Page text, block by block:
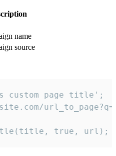
name
source
page title';
true, url);